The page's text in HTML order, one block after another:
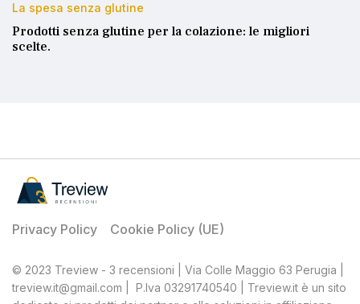
La spesa senza glutine
Prodotti senza glutine per la colazione: le migliori
scelte.
Privacy Policy Cookie Policy (UE)
© 2023 Treview - 3 recensioni | Via Colle Maggio 63 Perugia |
treview.it@gmail.com | P.Iva 03291740540 | Treview.it è un sito